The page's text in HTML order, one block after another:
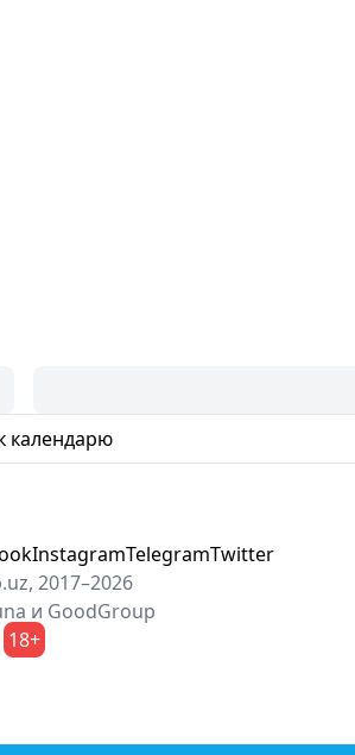
календарю
InstagramTelegramTwitter
2017–2026
и GoodGroup
18+